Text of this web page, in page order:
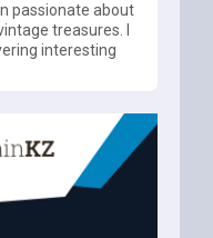
passionate about
treasures. I
interesting